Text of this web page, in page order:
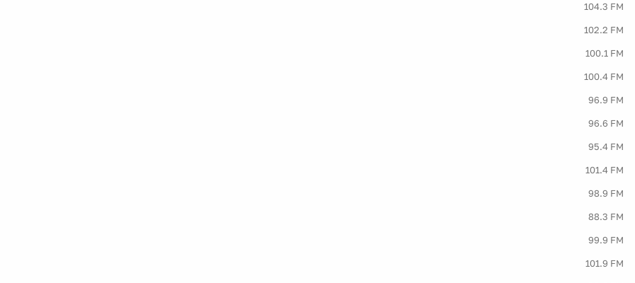
104.3 FM
102.2 FM
100.1 FM
100.4 FM
96.9 FM
96.6 FM
95.4 FM
101.4 FM
98.9 FM
88.3 FM
99.9 FM
101.9 FM